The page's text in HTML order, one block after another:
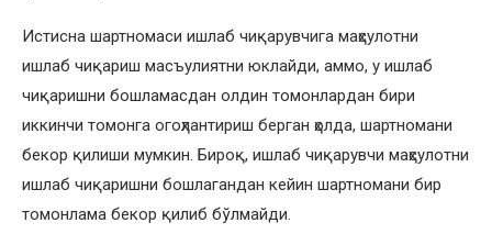
Истисна шартномаси ишлаб чиқарувчига маҳсулотни
ишлаб чиқариш масъулиятни юклайди, аммо, у ишлаб
чиқаришни бошламасдан олдин томонлардан бири
иккинчи томонга огоҳлантириш берган ҳолда, шартномани
бекор қилиши мумкин. Бироқ, ишлаб чиқарувчи маҳсулотни
ишлаб чиқаришни бошлагандан кейин шартномани бир
томонлама бекор қилиб бўлмайди.